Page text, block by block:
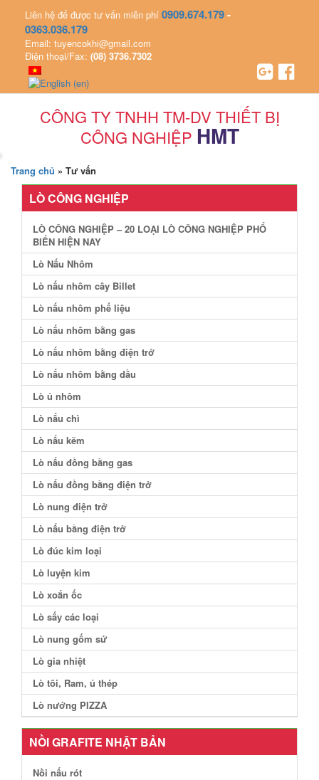
Liên hệ để được tư vấn miễn phí 0909.674.179-
0363.036.179
Email: tuyencokhi@gmail.com
Điện thoại/Fax: (08) 3736.7302
CÔNG TY TNHH TM-DV THIẾT BỊ
CÔNG NGHIỆP HMT
Trang chủ » Tư vấn
LÒ CÔNG NGHIỆP
LÒ CÔNG NGHIỆP – 20 LOẠI LÒ CÔNG NGHIỆP PHỔ
BIẾN HIỆN NAY
Lò Nấu Nhôm
Lò nấu nhôm cây Billet
Lò nấu nhôm phế liệu
Lò nấu nhôm bằng gas
Lò nấu nhôm bằng điện trở
Lò nấu nhôm bằng dầu
Lò ủ nhôm
Lò nấu chì
Lò nấu kẽm
Lò nấu đồng bằng gas
Lò nấu đồng bằng điện trở
Lò nung điện trở
Lò nấu bằng điện trở
Lò đúc kim loại
Lò luyện kim
Lò xoắn ốc
Lò sấy các loại
Lò nung gốm sứ
Lò gia nhiệt
Lò tôi, Ram, ủ thép
Lò nướng PIZZA
NỒI GRAFITE NHẬT BẢN
Nồi nấu rót